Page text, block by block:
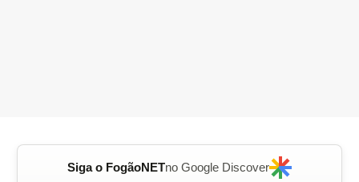
Siga o FogãoNETno Google Discover